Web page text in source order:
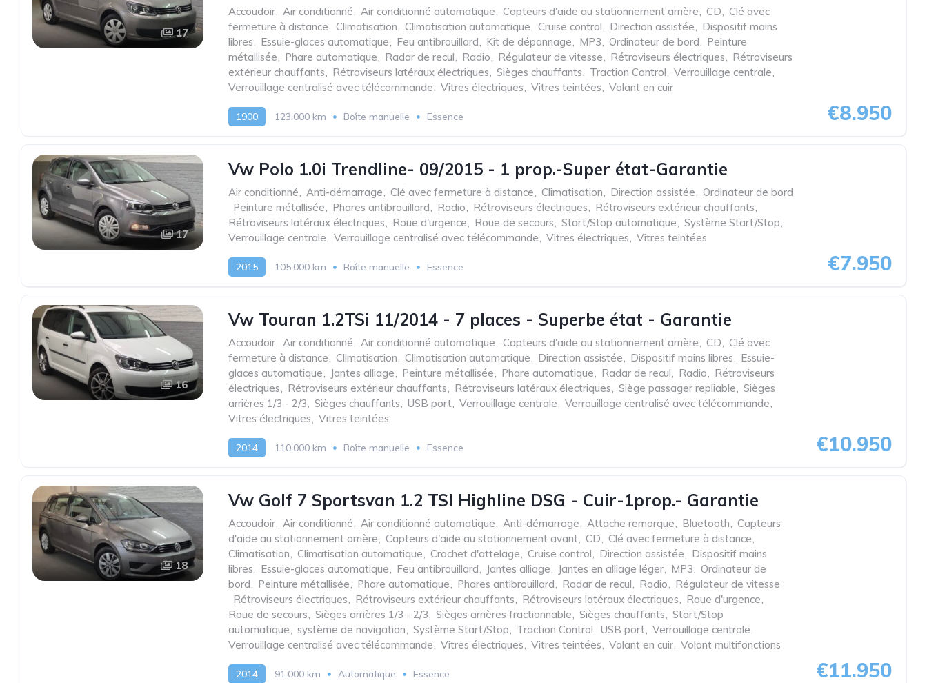
17
Accoudoir, Air conditionné, Air conditionné automatique, Capteurs d'aide au stationnement arrière, CD, Clé avec
fermeture à distance, Climatisation, Climatisation automatique, Cruise control, Direction assistée, Dispositif mains
libres, Essuie-glaces automatique, Feu antibrouillard, Kit de dépannage, MP3, Ordinateur de bord, Peinture
métallisée, Phare automatique, Radar de recul, Radio, Régulateur de vitesse, Rétroviseurs électriques, Rétroviseurs
extérieur chauffants, Rétroviseurs latéraux électriques, Sièges chauffants, Traction Control, Verrouillage centrale,
Verrouillage centralisé avec télécommande, Vitres électriques, Vitres teintées, Volant en cuir
1900 123.000 km Boîte manuelle Essence €8.950
17
Vw Polo 1.0i Trendline- 09/2015 - 1 prop.-Super état-Garantie
Air conditionné, Anti-démarrage, Clé avec fermeture à distance, Climatisation, Direction assistée, Ordinateur de bord
Peinture métallisée, Phares antibrouillard, Radio, Rétroviseurs électriques, Rétroviseurs extérieur chauffants,
Rétroviseurs latéraux électriques, Roue d'urgence, Roue de secours, Start/Stop automatique, Système Start/Stop,
Verrouillage centrale, Verrouillage centralisé avec télécommande, Vitres électriques, Vitres teintées
2015 105.000 km Boîte manuelle Essence €7.950
16
Vw Touran 1.2TSi 11/2014 - 7 places - Superbe état - Garantie
Accoudoir, Air conditionné, Air conditionné automatique, Capteurs d'aide au stationnement arrière, CD, Clé avec
fermeture à distance, Climatisation, Climatisation automatique, Direction assistée, Dispositif mains libres, Essuie-
glaces automatique, Jantes alliage, Peinture métallisée, Phare automatique, Radar de recul, Radio, Rétroviseurs
électriques, Rétroviseurs extérieur chauffants, Rétroviseurs latéraux électriques, Siège passager repliable, Sièges
arrières 1/3 - 2/3, Sièges chauffants, USB port, Verrouillage centrale, Verrouillage centralisé avec télécommande,
Vitres électriques, Vitres teintées
2014 110.000 km Boîte manuelle Essence €10.950
18
Vw Golf 7 Sportsvan 1.2 TSI Highline DSG - Cuir-1prop.- Garantie
Accoudoir, Air conditionné, Air conditionné automatique, Anti-démarrage, Attache remorque, Bluetooth, Capteurs
d'aide au stationnement arrière, Capteurs d'aide au stationnement avant, CD, Clé avec fermeture à distance,
Climatisation, Climatisation automatique, Crochet d'attelage, Cruise control, Direction assistée, Dispositif mains
libres, Essuie-glaces automatique, Feu antibrouillard, Jantes alliage, Jantes en alliage léger, MP3, Ordinateur de
bord, Peinture métallisée, Phare automatique, Phares antibrouillard, Radar de recul, Radio, Régulateur de vitesse
Rétroviseurs électriques, Rétroviseurs extérieur chauffants, Rétroviseurs latéraux électriques, Roue d'urgence,
Roue de secours, Sièges arrières 1/3 - 2/3, Sièges arrières fractionnable, Sièges chauffants, Start/Stop
automatique, système de navigation, Système Start/Stop, Traction Control, USB port, Verrouillage centrale,
Verrouillage centralisé avec télécommande, Vitres électriques, Vitres teintées, Volant en cuir, Volant multifonctions
2014 91.000 km Automatique Essence €11.950